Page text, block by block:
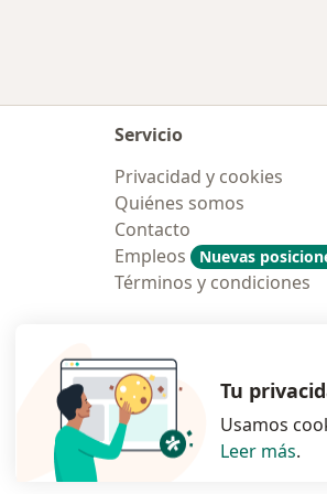
Servicio
Privacidad y cookies
Quiénes somos
Contacto
Empleos
Nuevas
Términos y condiciones
Tu
Usamos
Leer más.